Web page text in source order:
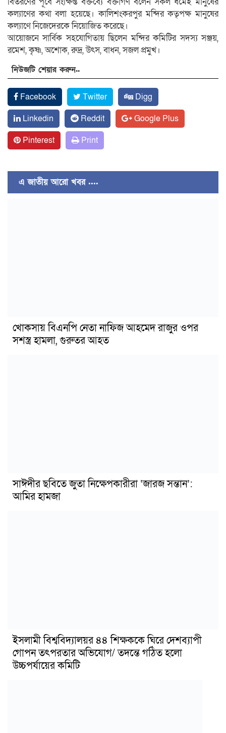
কল্যাণের কথা বলা হয়েছে। কালিশংকরপুর মন্দির কতৃপক্ষ মানুষের
কল্যাণে নিজেদেরকে নিয়োজিত করেছে।
আয়োজনে সার্বিক সহযোগিতায় ছিলেন মন্দির কমিটির সদস্য সঞ্জয়,
রমেশ, কৃষ্ণ, অশোক, রুদ্র, উৎস, বাধন, সজল প্রমুখ।
নিউজটি শেয়ার করুন..
Facebook Twitter
Digg
Linkedin
Reddit
Google Plus
Pinterest
Print
এ জাতীয় আরো খবর ....
খোকসায় বিএনপি নেতা নাফিজ আহমেদ রাজুর ওপর
সশস্ত্র হামলা, গুরুতর আহত
সাঈদীর ছবিতে জুতা নিক্ষেপকারীরা ‘জারজ সন্তান’:
আমির হামজা
ইসলামী বিশ্ববিদ্যালয়র ৪৪ শিক্ষককে ঘিরে দেশব্যাপী
গোপন তৎপরতার অভিযোগ/ তদন্তে গঠিত হলো
উচ্চপর্যায়ের কমিটি